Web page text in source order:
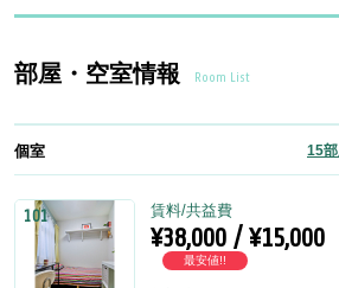
部屋・空室情報 Room List
個室 15部
101 賃料/共益費
¥38,000 / ¥15,000
最安値!!